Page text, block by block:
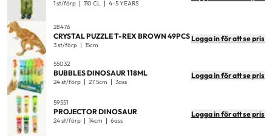
1 st/förp 110 CL 4-5 YEARS
28476
CRYSTAL PUZZLE T-REX BROWN 49PCS
3 st/förp 15cm
Logga in för att se pris
55032
BUBBLES DINOSAUR 118ML
24 st/förp 27.5cm 3ass
Logga in för att se pris
59551
PROJECTOR DINOSAUR
24 st/förp 14cm 6ass
Logga in för att se pris